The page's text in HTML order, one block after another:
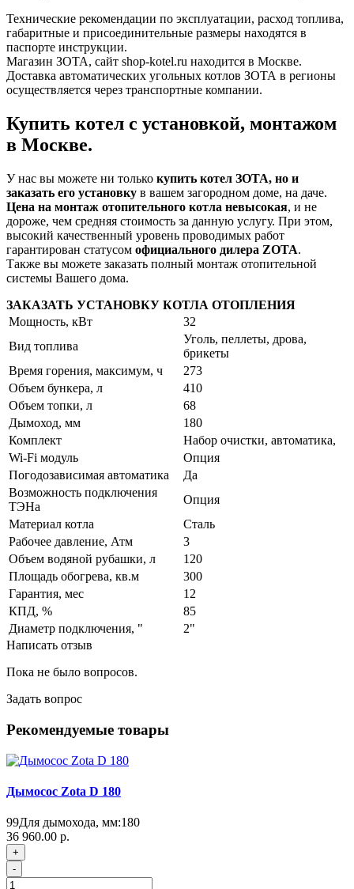
Технические рекомендации по эксплуатации, расход топлива,
габаритные и присоединительные размеры находятся в
паспорте инструкции.
Магазин ЗОТА, сайт shop-kotel.ru находится в Москве.
Доставка автоматических угольных котлов ЗОТА в регионы
осуществляется через транспортные компании.
Купить котел с установкой, монтажом
в Москве.
У нас вы можете ни только купить котел ЗОТА, но и
заказать его установку в вашем загородном доме, на даче.
Цена на монтаж отопительного котла невысокая, и не
дороже, чем средняя стоимость за данную услугу. При этом,
высокий качественный уровень проводимых работ
гарантирован статусом официального дилера ZOTA.
Также вы можете заказать полный монтаж отопительной
системы Вашего дома.
ЗАКАЗАТЬ УСТАНОВКУ КОТЛА ОТОПЛЕНИЯ
Мощность, кВт
32
Вид топлива
Уголь, пеллеты, дрова,
брикеты
Время горения, максимум, ч
273
Объем бункера, л
410
Объем топки, л
68
Дымоход, мм
180
Комплект
Набор очистки, автоматика,
Wi-Fi модуль
Опция
Погодозависимая автоматика
Да
Возможность подключения
ТЭНа
Опция
Материал котла
Сталь
Рабочее давление, Атм
3
Объем водяной рубашки, л
120
Площадь обогрева, кв.м
300
Гарантия, мес
12
КПД, %
85
Диаметр подключения, "
2"
Написать отзыв
Пока не было вопросов.
Задать вопрос
Рекомендуемые товары
Дымосос Zota D 180
99Для дымохода, мм:180
36 960.00 р.
+
-